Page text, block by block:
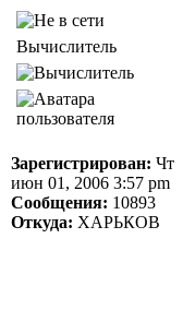
Вычислитель
Зарегистрирован: Чт
июн 01, 2006 3:57 pm
Сообщения: 10893
Откуда: ХАРЬКОВ